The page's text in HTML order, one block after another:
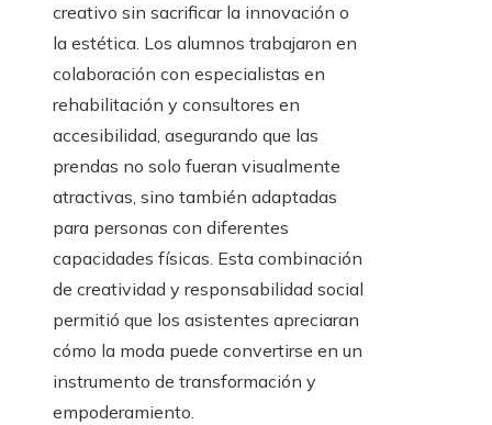
creativo sin sacrificar la innovación o
la estética. Los alumnos trabajaron en
colaboración con especialistas en
rehabilitación y consultores en
accesibilidad, asegurando que las
prendas no solo fueran visualmente
atractivas, sino también adaptadas
para personas con diferentes
capacidades físicas. Esta combinación
de creatividad y responsabilidad social
permitió que los asistentes apreciaran
cómo la moda puede convertirse en un
instrumento de transformación y
empoderamiento.